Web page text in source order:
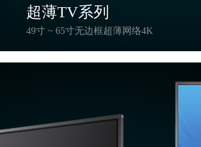
超薄TV系列
49寸 ~ 65寸无边框超薄网络4K